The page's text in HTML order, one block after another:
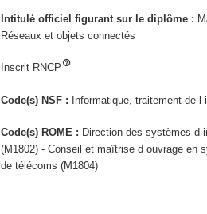
Intitulé officiel figurant sur le diplôme :
Réseaux et objets connectés
Inscrit RNCP
Code(s) NSF : Informatique, traitement de l
Code(s) ROME : Direction des systèmes d
(M1802) - Conseil et maîtrise d ouvrage en
de télécoms (M1804)